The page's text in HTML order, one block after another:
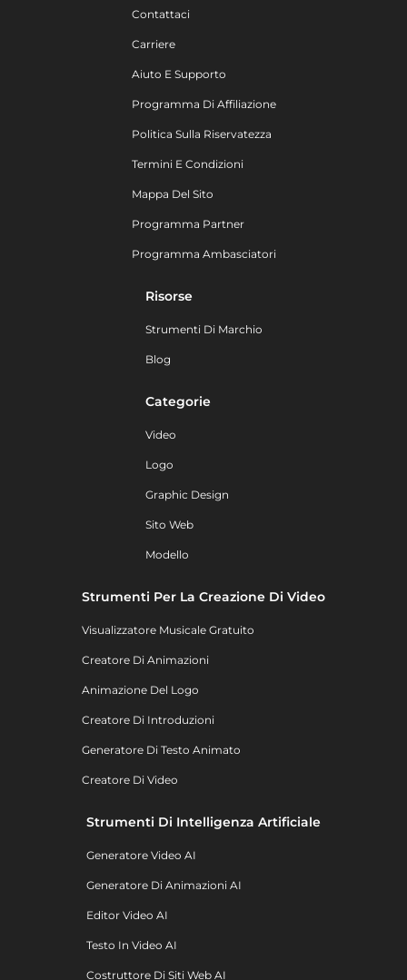
Contattaci
Carriere
Aiuto E Supporto
Programma Di Affiliazione
Politica Sulla Riservatezza
Termini E Condizioni
Mappa Del Sito
Programma Partner
Programma Ambasciatori
Risorse
Strumenti Di Marchio
Blog
Categorie
Video
Logo
Graphic Design
Sito Web
Modello
Strumenti Per La Creazione Di Video
Visualizzatore Musicale Gratuito
Creatore Di Animazioni
Animazione Del Logo
Creatore Di Introduzioni
Generatore Di Testo Animato
Creatore Di Video
Strumenti Di Intelligenza Artificiale
Generatore Video AI
Generatore Di Animazioni AI
Editor Video AI
Testo In Video AI
Costruttore Di Siti Web AI